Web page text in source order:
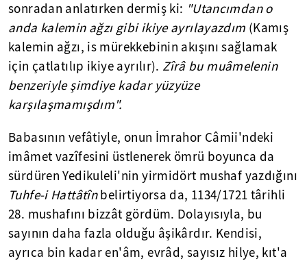
sonradan anlatırken dermiş ki: "Utancımdan o
anda kalemin ağzı gibi ikiye ayrılayazdım (Kamış
kalemin ağzı, is mürekkebinin akışını sağlamak
için çatlatılıp ikiye ayrılır). Zîrâ bu muâmelenin
benzeriyle şimdiye kadar yüzyüze
karşılaşmamışdım".
Babasının vefâtiyle, onun İmrahor Câmii'ndeki
imâmet vazîfesini üstlenerek ömrü boyunca da
sürdüren Yedikuleli'nin yirmidört mushaf yazdığını
Tuhfe-i Hattâtînbelirtiyorsa da, 1134/1721 târihli
28. mushafını bizzât gördüm. Dolayısıyla, bu
sayının daha fazla olduğu âşikârdır. Kendisi,
ayrıca bin kadar en'âm, evrâd, sayısız hilye, kıt'a